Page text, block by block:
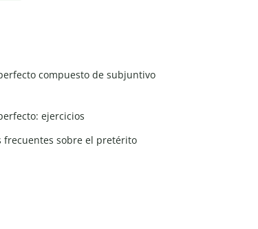
compuesto de subjuntivo
ejercicios
frecuentes sobre el pretérito